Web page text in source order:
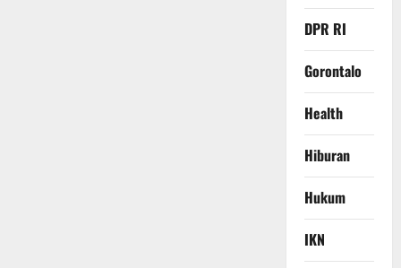
DPR RI
Gorontalo
Health
Hiburan
Hukum
IKN